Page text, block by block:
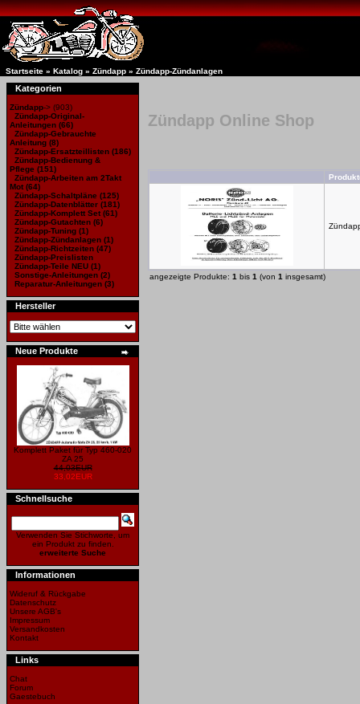
Startseite » Katalog » Zündapp » Zündapp-Zündanlagen
Kategorien
Zündapp-> (903)
Zündapp-Original-
Anleitungen (66)
Zündapp-Gebrauchte
Anleitung (8)
Zündapp-Ersatzteillisten (186)
Zündapp-Bedienung &
Pflege (151)
Zündapp-Arbeiten am 2Takt
Mot (64)
Zündapp-Schaltpläne (125)
Zündapp-Datenblätter (181)
Zündapp-Komplett Set (61)
Zündapp-Gutachten (6)
Zündapp-Tuning (1)
Zündapp-Zündanlagen (1)
Zündapp-Richtzeiten (47)
Zündapp-Preislisten
Zündapp-Teile NEU (1)
Sonstige-Anleitungen (2)
Reparatur-Anleitungen (3)
Hersteller
Neue Produkte
Komplett Paket für Typ 460-020
ZA 25
44,03EUR
33,02EUR
Schnellsuche
Verwenden Sie Stichworte, um
ein Produkt zu finden.
erweiterte Suche
Informationen
Wideruf & Rückgabe
Datenschutz
Unsere AGB's
Impressum
Versandkosten
Kontakt
Links
Chat
Forum
Gaestebuch
Zündapp Online Shop
angezeigte Produkte: 1 bis 1 (von 1 insgesamt)